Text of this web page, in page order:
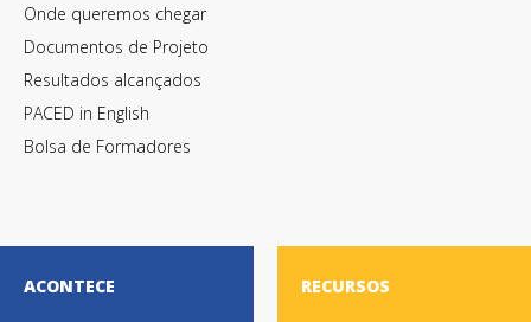
Onde queremos chegar
Documentos de Projeto
Resultados alcançados
PACED in English
Bolsa de Formadores
ACONTECE RECURSOS